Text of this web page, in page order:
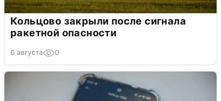
Кольцово закрыли после сигнала
ракетной опасности
6 августа 0